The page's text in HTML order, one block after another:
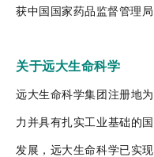
获中国国家药品监督管理局
关于远大生命科学
远大生命科学集团注册地
力并具有扎实工业基础的
发展，远大生命科学已实